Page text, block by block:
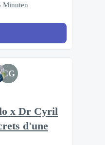
Minuten
CG
x Dr Cyril
d'une